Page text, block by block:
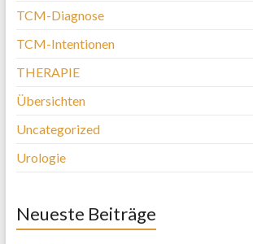
TCM-Diagnose
TCM-Intentionen
THERAPIE
Übersichten
Uncategorized
Urologie
Neueste Beiträge